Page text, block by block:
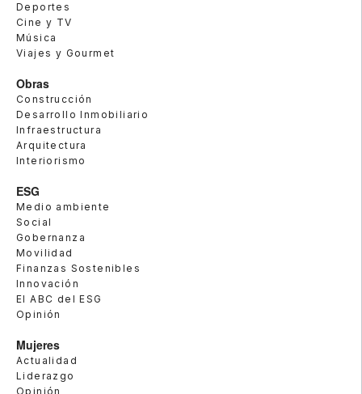
Deportes
Cine y TV
Música
Viajes y Gourmet
Obras
Construcción
Desarrollo Inmobiliario
Infraestructura
Arquitectura
Interiorismo
ESG
Medio ambiente
Social
Gobernanza
Movilidad
Finanzas Sostenibles
Innovación
El ABC del ESG
Opinión
Mujeres
Actualidad
Liderazgo
Opinión